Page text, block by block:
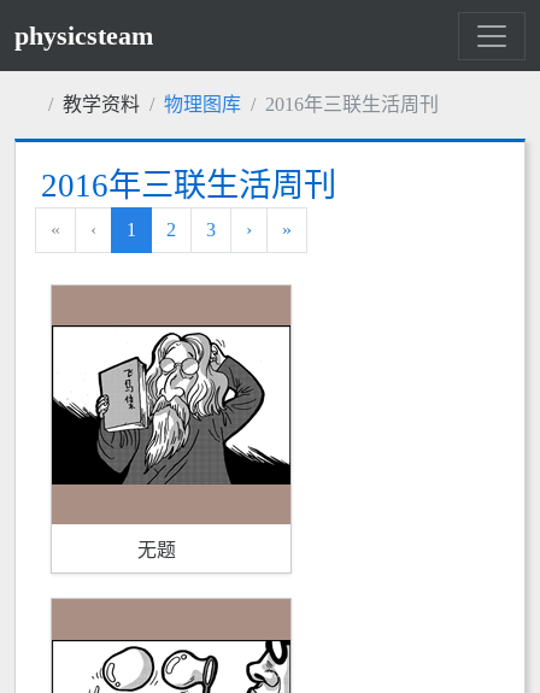
physicsteam
教学资料 物理图库 2016年三联生活周刊
2016年三联生活周刊
« ‹ 1 2 3 › »
无题